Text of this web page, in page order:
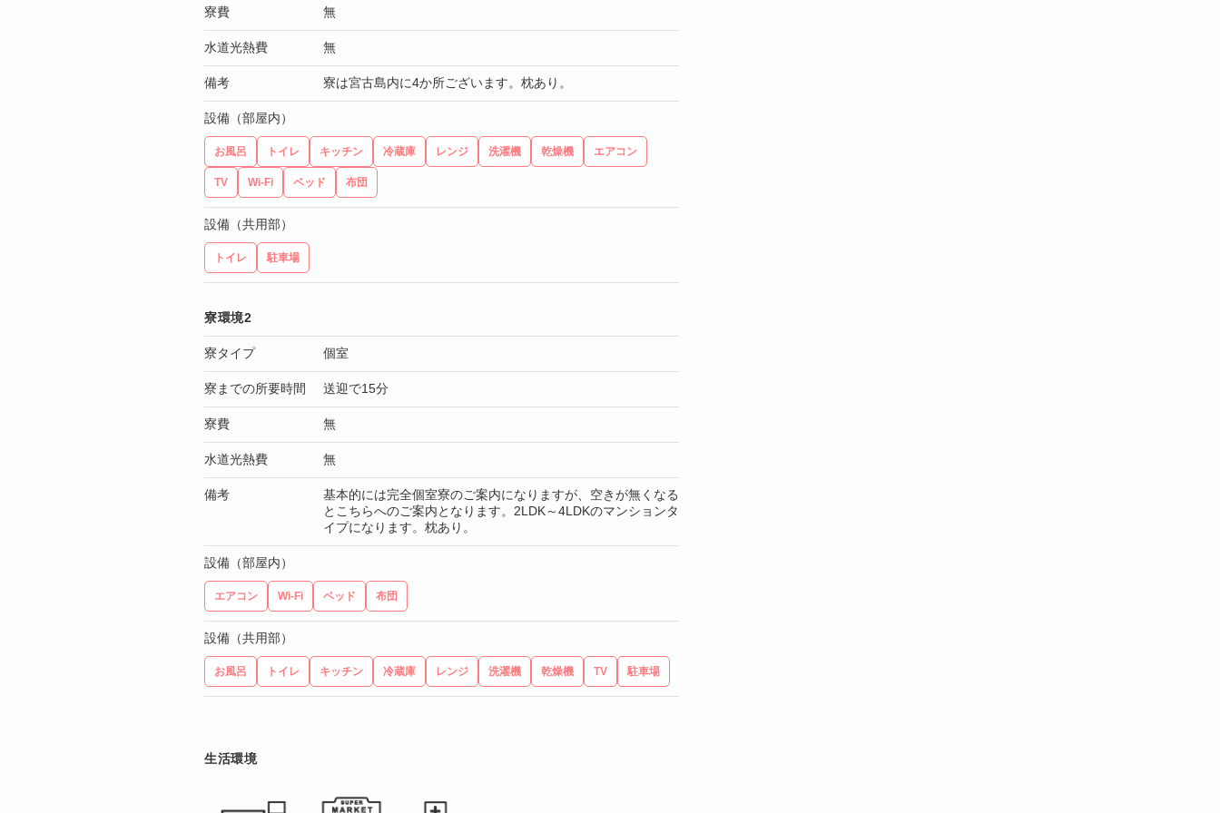
寮費 無
水道光熱費 無
備考 寮は宮古島内に4か所ございます。枕あり。
設備（部屋内）
お風呂 トイレ キッチン 冷蔵庫 レンジ 洗濯機 乾燥機 エアコン
TV Wi-Fi ベッド 布団
設備（共用部）
トイレ 駐車場
寮環境2
寮タイプ 個室
寮までの所要時間 送迎で15分
寮費 無
水道光熱費 無
備考
基本的には完全個室寮のご案内になりますが、空きが無くなる
とこちらへのご案内となります。2LDK～4LDKのマンションタ
イプになります。枕あり。
設備（部屋内）
エアコン Wi-Fi ベッド 布団
設備（共用部）
お風呂 トイレ キッチン 冷蔵庫 レンジ 洗濯機 乾燥機 TV 駐車場
生活環境